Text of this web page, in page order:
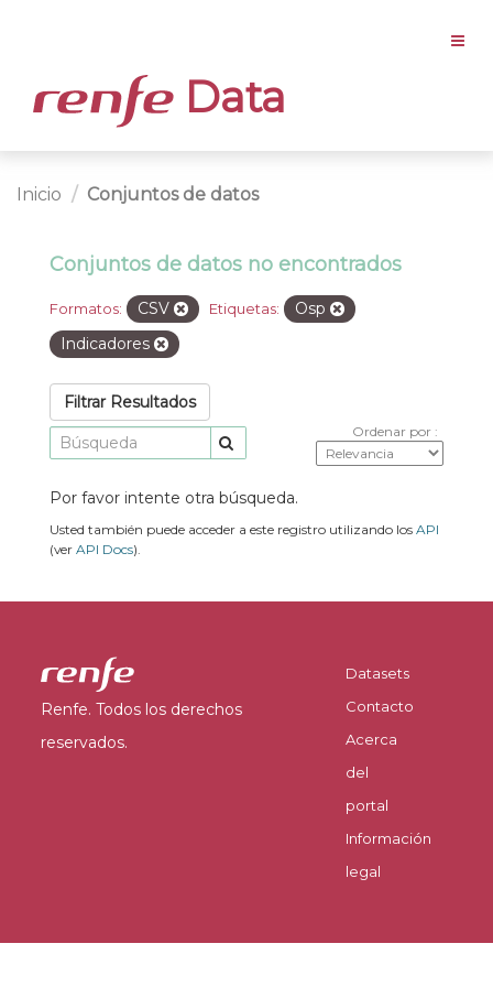
Data
Inicio Conjuntos de datos
Conjuntos de datos no encontrados
Formatos: CSV Etiquetas:
Osp
Indicadores
Filtrar Resultados
Ordenar por
Por favor intente otra búsqueda.
Usted también puede acceder a este registro utilizando los API
(ver API Docs).
Renfe. Todos los derechos
reservados.
Datasets
Contacto
Acerca
del
portal
Información
legal